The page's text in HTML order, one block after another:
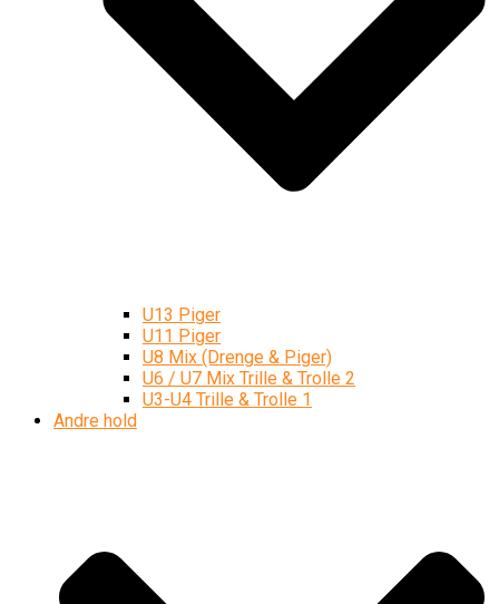
U13 Piger
U11 Piger
U8 Mix (Drenge & Piger)
U6 / U7 Mix Trille & Trolle 2
U3-U4 Trille & Trolle 1
Andre hold